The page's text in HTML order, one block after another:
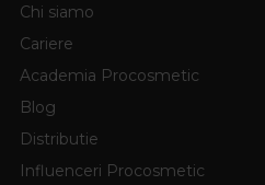
Chi siamo
Cariere
Academia Procosmetic
Blog
Distributie
Influenceri Procosmetic